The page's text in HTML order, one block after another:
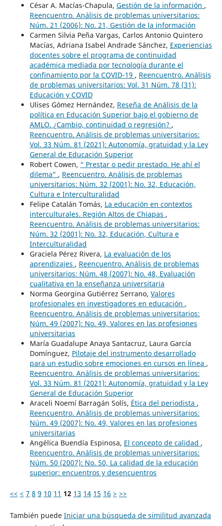
César A. Macías-Chapula, Gestión de la información ,
Reencuentro. Análisis de problemas universitarios:
Núm. 21 (2006): No. 21, Gestión de la información
Carmen Silvia Peña Vargas, Carlos Antonio Quintero
Macías, Adriana Isabel Andrade Sánchez, Experiencias
docentes sobre el programa de continuidad
académica mediada por tecnología durante el
confinamiento por la COVID-19 , Reencuentro. Análisis
de problemas universitarios: Vol. 31 Núm. 78 (31):
Educación y COVID
Ulises Gómez Hernández, Reseña de Análisis de la
política en Educación Superior bajo el gobierno de
AMLO. ¿Cambio, continuidad o regresión? ,
Reencuentro. Análisis de problemas universitarios:
Vol. 33 Núm. 81 (2021): Autonomía, gratuidad y la Ley
General de Educación Superior
Robert Cowen, “ Prestar o pedir prestado. He ahí el
dilema” , Reencuentro. Análisis de problemas
universitarios: Núm. 32 (2001): No. 32, Educación,
Cultura e Interculturalidad
Felipe Catalán Tomás, La educación en contextos
interculturales. Región Altos de Chiapas ,
Reencuentro. Análisis de problemas universitarios:
Núm. 32 (2001): No. 32, Educación, Cultura e
Interculturalidad
Graciela Pérez Rivera, La evaluación de los
aprendizajes , Reencuentro. Análisis de problemas
universitarios: Núm. 48 (2007): No. 48, Evaluación
cualitativa en la enseñanza universitaria
Norma Georgina Gutiérrez Serrano, Valores
profesionales en investigadores en educación ,
Reencuentro. Análisis de problemas universitarios:
Núm. 49 (2007): No. 49, Valores en las profesiones
universitarias
María Guadalupe Anaya Santacruz, Laura García
Domínguez, Pilotaje del instrumento desarrollado
para un estudio sobre emociones en cursos en línea ,
Reencuentro. Análisis de problemas universitarios:
Vol. 33 Núm. 81 (2021): Autonomía, gratuidad y la Ley
General de Educación Superior
Araceli Noemí Barragán Solís, Ética del periodista ,
Reencuentro. Análisis de problemas universitarios:
Núm. 49 (2007): No. 49, Valores en las profesiones
universitarias
Angélica Buendía Espinosa, El concepto de calidad ,
Reencuentro. Análisis de problemas universitarios:
Núm. 50 (2007): No. 50, La calidad de la educación
superior: encuentros y desencuentros
<< < 7 8 9 10 11 12 13 14 15 16 > >>
También puede Iniciar una búsqueda de similitud avanzada